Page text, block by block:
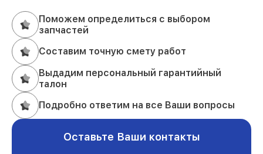
Поможем определиться с выбором
запчастей
Составим точную смету работ
Выдадим персональный гарантийный
талон
Подробно ответим на все Ваши вопросы
Оставьте Ваши контакты